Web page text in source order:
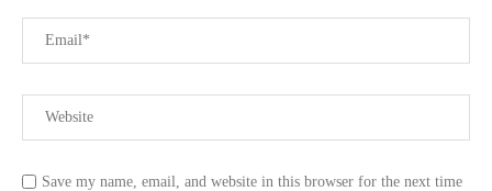
Save my name, email, and website in this browser for the next time